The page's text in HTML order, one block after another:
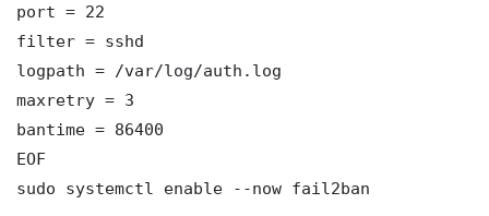
port = 22
filter = sshd
logpath = /var/log/auth.log
maxretry = 3
bantime = 86400
EOF
sudo systemctl enable --now fail2ban